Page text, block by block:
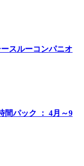
スルーコンパニオ
間パック ： 4月～9